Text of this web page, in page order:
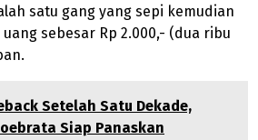
satu gang yang sepi kemudian
sebesar Rp 2.000,- (dua ribu
Setelah Satu Dekade,
Siap Panaskan